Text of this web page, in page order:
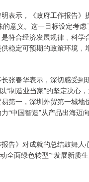
表示，《政府工作报告》
意义。这一目标设定考
符合经济发展规律﹑科学
稳定可预期的政策环境﹐
张春华表示，深切感受到
制造业当家”的坚定决心
第一，深圳外贸第一城地
“中国智造”从产品出海迈
告》对成就的总结鼓舞人
全面绿色转型”“发展新质